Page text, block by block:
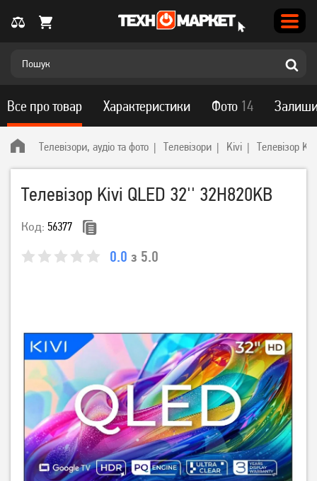
Телевізори, аудіо та фото Телевізори Kivi Телевізор
Телевізор Kivi QLED 32'' 32H820KB
Код: 56377
0.0 з 5.0
Все про товар Характеристики Фото 14